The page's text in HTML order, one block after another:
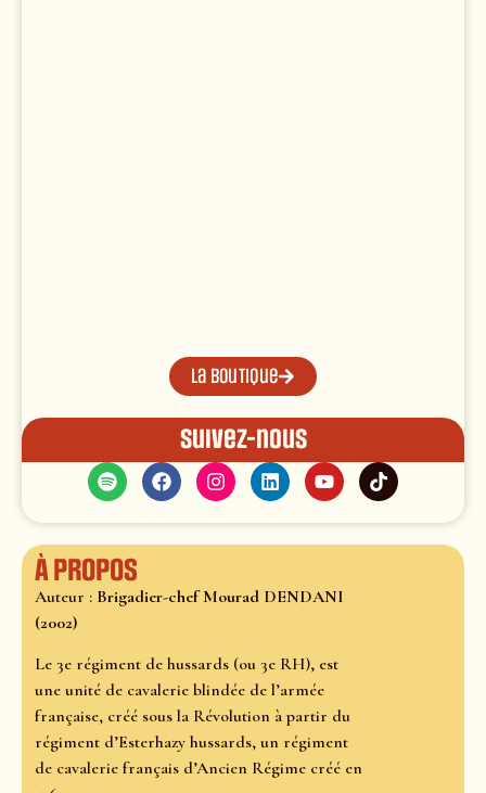
La boutique
Suivez-nous
À propos
Auteur : Brigadier-chef Mourad DENDANI
(2002)
Le 3e régiment de hussards (ou 3e RH), est
une unité de cavalerie blindée de l’armée
française, créé sous la Révolution à partir du
régiment d’Esterhazy hussards, un régiment
de cavalerie français d’Ancien Régime créé en